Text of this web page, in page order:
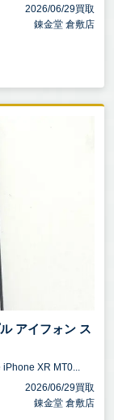
2026/06/29買取
錬金堂 倉敷店
アイフォン ス
iPhone XR MT0...
2026/06/29買取
錬金堂 倉敷店